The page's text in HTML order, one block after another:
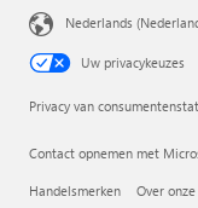
Nederlands
Uw privacykeuzes
Privacy van
Contact opnemen met
Handelsmerken Over